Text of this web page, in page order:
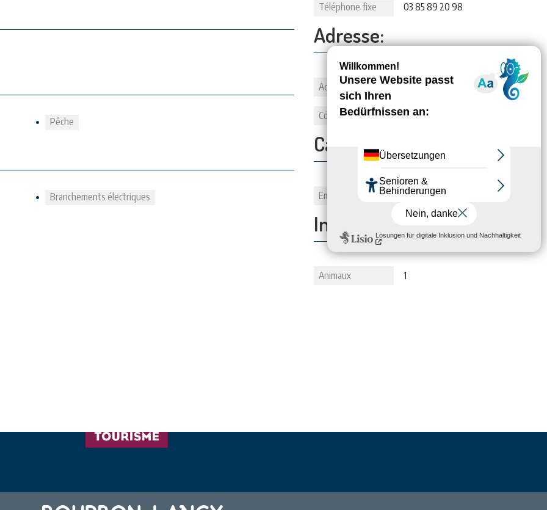
Pêche
Branchements électriques
Téléphone fixe
03 85 89 20 98
Adresse:
Adresse Rue de la Petite Murette
Commune 71140 BOURBON-LANCY
Capacité:
Emplacements 22
Informations:
Animaux 1